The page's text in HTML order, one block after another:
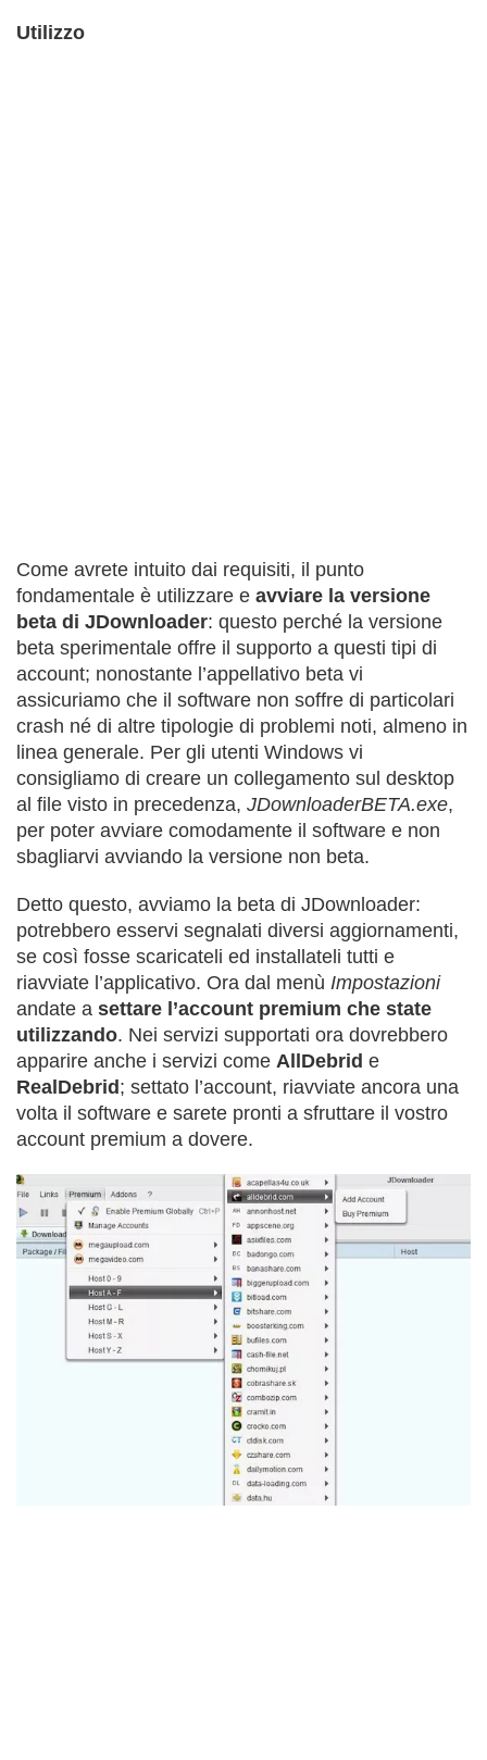
Utilizzo
Come avrete intuito dai requisiti, il punto
fondamentale è utilizzare e avviare la versione
beta di JDownloader: questo perché la versione
beta sperimentale offre il supporto a questi tipi di
account; nonostante l’appellativo beta vi
assicuriamo che il software non soffre di particolari
crash né di altre tipologie di problemi noti, almeno in
linea generale. Per gli utenti Windows vi
consigliamo di creare un collegamento sul desktop
al file visto in precedenza, JDownloaderBETA.exe,
per poter avviare comodamente il software e non
sbagliarvi avviando la versione non beta.
Detto questo, avviamo la beta di JDownloader:
potrebbero esservi segnalati diversi aggiornamenti,
se così fosse scaricateli ed installateli tutti e
riavviate l’applicativo. Ora dal menù Impostazioni
andate a settare l’account premium che state
utilizzando. Nei servizi supportati ora dovrebbero
apparire anche i servizi come AllDebrid e
RealDebrid ; settato l’account, riavviate ancora una
volta il software e sarete pronti a sfruttare il vostro
account premium a dovere.